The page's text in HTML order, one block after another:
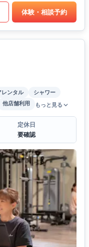
体験・相談予約
レンタル
シャワー
他店舗利用 もっと見る
定休日
要確認